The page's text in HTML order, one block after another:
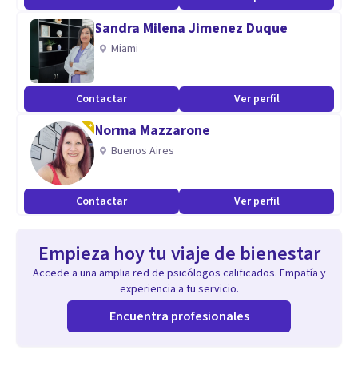
Sandra Milena Jimenez Duque
Miami
Contactar Ver perfil
Norma Mazzarone
Buenos Aires
Contactar Ver perfil
Empieza hoy tu viaje de bienestar
Accede a una amplia red de psicólogos calificados. Empatía y
experiencia a tu servicio.
Encuentra profesionales